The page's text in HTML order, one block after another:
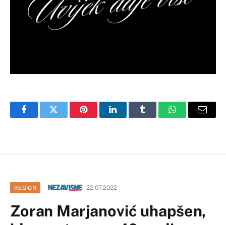
FacebookTwitter PinterestLinkedInTumblr WhatsAppEmail
REGION 22.07.2022
Zoran Marjanović uhapšen,